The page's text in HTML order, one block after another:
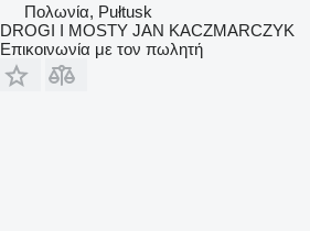
Πολωνία, Pułtusk
DROGI I MOSTY JAN KACZMARCZYK
Επικοινωνία με τον πωλητή